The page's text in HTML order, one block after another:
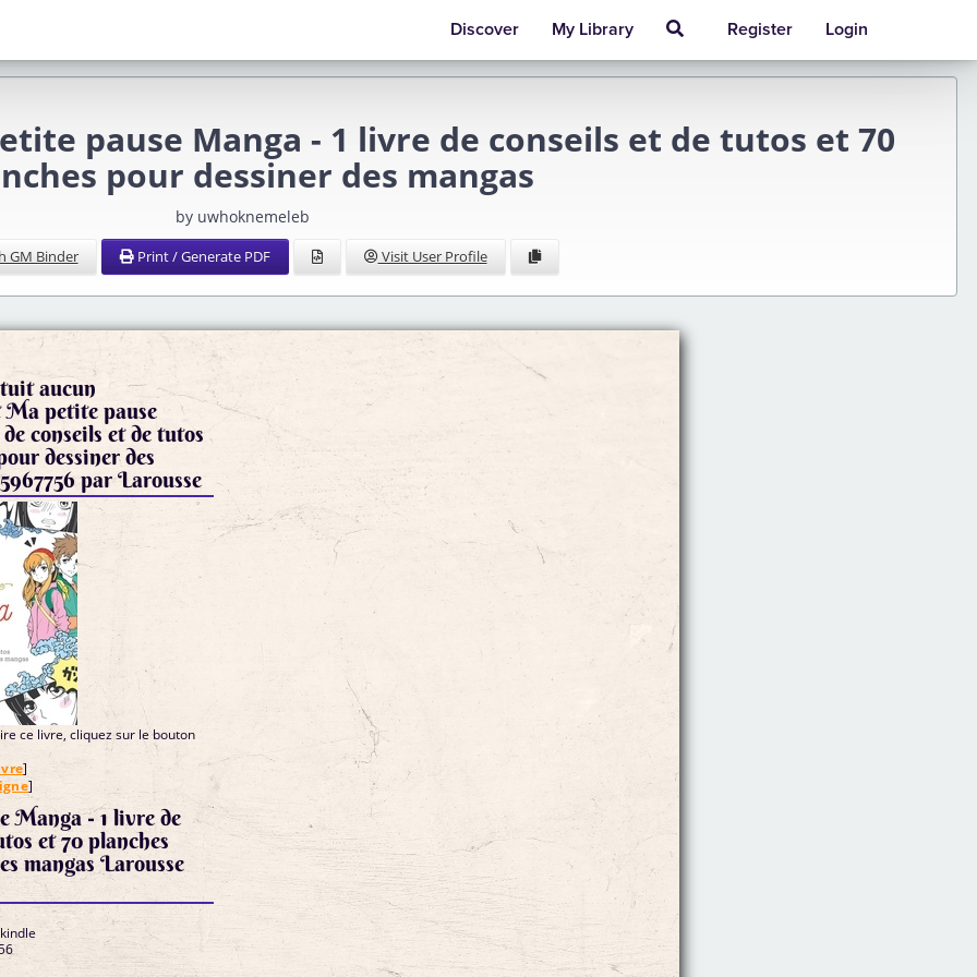
Discover My Library Register Login
pause Manga - 1 livre de conseils et de tutos et 70
pour dessiner des mangas
by uwhoknemeleb
GM Binder Print / Generate PDF Visit User Profile
aucun
Ma petite pause
conseils et de tutos
dessiner des
mangas 9782035967756 par Larousse
ce livre, cliquez sur le bouton
]
]
Manga - 1 livre de
et 70 planches
mangas Larousse